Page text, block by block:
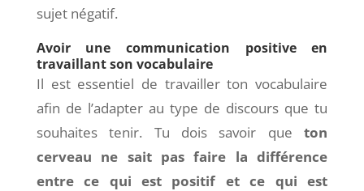
sujet négatif.
Avoir une communication positive en
travaillant son vocabulaire
Il est essentiel de travailler ton vocabulaire
afin de l’adapter au type de discours que tu
souhaites tenir. Tu dois savoir que ton
cerveau ne sait pas faire la différence
entre ce qui est positif et ce qui est